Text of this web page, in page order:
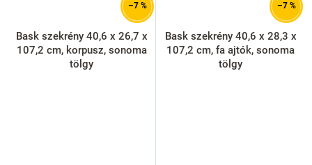
–7 %
Bask szekrény 40,6 x 26,7 x
107,2 cm, korpusz, sonoma
tölgy
–7 %
Bask szekrény 40,6 x 28,3 x
107,2 cm, fa ajtók, sonoma
tölgy